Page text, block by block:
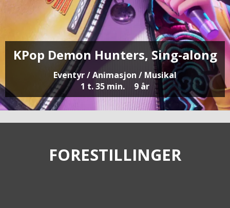
KPop Demon Hunters, Sing-along
Eventyr / Animasjon / Musikal
1 t. 35 min.
9 år
FORESTILLINGER